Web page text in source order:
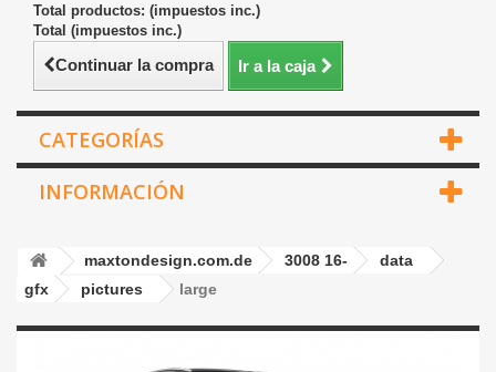
Total productos: (impuestos inc.)
Total (impuestos inc.)
Continuar la compra Ir a la caja
CATEGORÍAS
INFORMACIÓN
maxtondesign.com.de 3008 16-
data
gfx
pictures large